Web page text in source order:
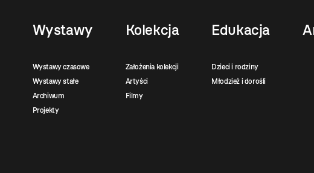
Wystawy
Wystawy czasowe
Wystawy stałe
Archiwum
Projekty
Kolekcja
Założenia kolekcji
Artyści
Filmy
Edukacja
Dzieci i rodziny
Młodzież i dorośli